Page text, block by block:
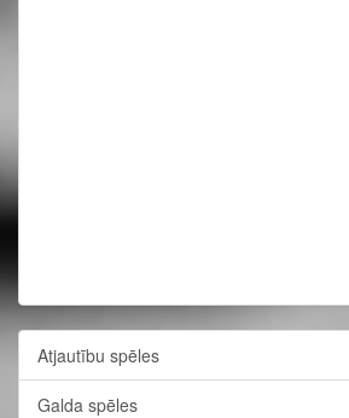
Atjautību spēles
Galda spēles